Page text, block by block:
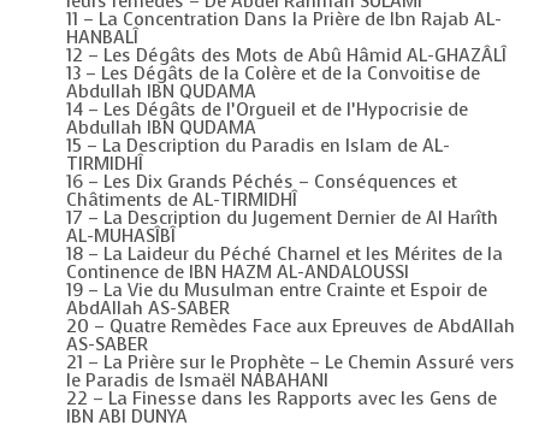
11 – La Concentration Dans la Prière de Ibn Rajab AL-
HANBALÎ
12 – Les Dégâts des Mots de Abû Hâmid AL-GHAZÂLÎ
13 – Les Dégâts de la Colère et de la Convoitise de
Abdullah IBN QUDAMA
14 – Les Dégâts de l’Orgueil et de l’Hypocrisie de
Abdullah IBN QUDAMA
15 – La Description du Paradis en Islam de AL-
TIRMIDHÎ
16 – Les Dix Grands Péchés – Conséquences et
Châtiments de AL-TIRMIDHÎ
17 – La Description du Jugement Dernier de Al Harîth
AL-MUHASÎBÎ
18 – La Laideur du Péché Charnel et les Mérites de la
Continence de IBN HAZM AL-ANDALOUSSI
19 – La Vie du Musulman entre Crainte et Espoir de
AbdAllah AS-SABER
20 – Quatre Remèdes Face aux Epreuves de AbdAllah
AS-SABER
21 – La Prière sur le Prophète – Le Chemin Assuré vers
le Paradis de Ismaël NABAHANI
22 – La Finesse dans les Rapports avec les Gens de
IBN ABI DUNYA